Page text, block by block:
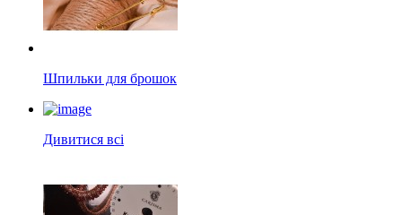
Шпильки для брошок
Дивитися всі